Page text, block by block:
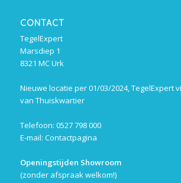
CONTACT
TegelExpert
Marsdiep 1
8321 MC Urk
Nieuwe locatie per 01/03/2024, TegelExpert
van Thuiskwartier
Telefoon: 0527 798 000
E-mail: Contactpagina
Openingstijden Showroom
(zonder afspraak welkom!)